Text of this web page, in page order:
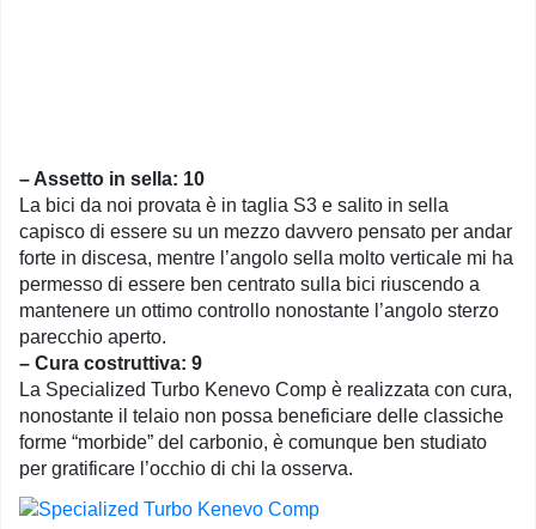
– Assetto in sella: 10
La bici da noi provata è in taglia S3 e salito in sella
capisco di essere su un mezzo davvero pensato per andar
forte in discesa, mentre l’angolo sella molto verticale mi ha
permesso di essere ben centrato sulla bici riuscendo a
mantenere un ottimo controllo nonostante l’angolo sterzo
parecchio aperto.
– Cura costruttiva: 9
La Specialized Turbo Kenevo Comp è realizzata con cura,
nonostante il telaio non possa beneficiare delle classiche
forme “morbide” del carbonio, è comunque ben studiato
per gratificare l’occhio di chi la osserva.